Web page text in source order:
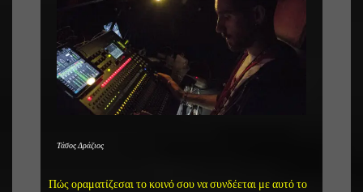
Τάσος Δράζιος
Πώς οραματίζεσαι το κοινό σου να συνδέεται με αυτό το